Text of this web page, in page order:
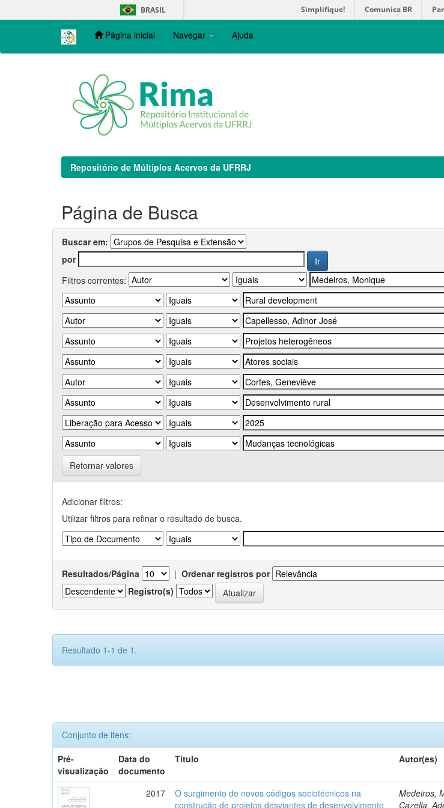
navigation
BRASIL Simplifique! Comunica BR
Página inicial Navegar Ajuda
Repositório de Múltiplos Acervos da UFRRJ
Página de Busca
Buscar em:
por
Filtros correntes:
Retornar valores
Adicionar filtros:
Utilizar filtros para refinar o resultado de busca.
Resultados/Página | Ordenar registros por
Registro(s)
Resultado 1-1 de 1.
Conjunto de itens:
Pré-
visualização
Data do
documento
Título Autor(es)
2017
O surgimento de novos códigos sociotécnicos na
construção de projetos desviantes de desenvolvimento
Medeiros,
Cazella,